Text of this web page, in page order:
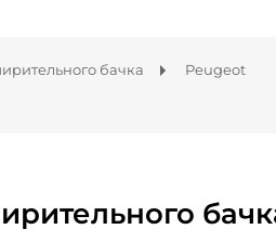
бачка Peugeot